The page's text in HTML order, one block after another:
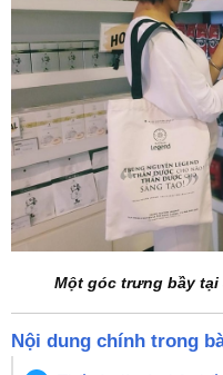
Một góc trưng bầy tại
Nội dung chính trong